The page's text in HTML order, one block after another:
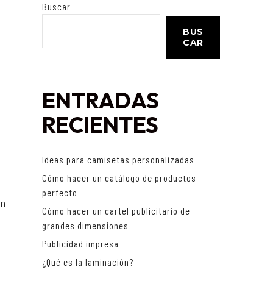
Buscar
BUS
CAR
ENTRADAS
RECIENTES
Ideas para camisetas personalizadas
Cómo hacer un catálogo de productos
perfecto
Cómo hacer un cartel publicitario de
grandes dimensiones
Publicidad impresa
¿Qué es la laminación?